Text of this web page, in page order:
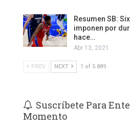
Resumen SB:
imponen por
hace…
Abr 13, 2021
PREV NEXT 1 of 5.889
Suscríbete Para
Momento